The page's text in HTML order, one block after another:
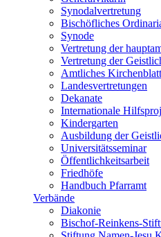
Synodalvertretung
Bischöfliches
Synode
Vertretung der
Vertretung der
Amtliches Kirchenblatt
Landesvertretungen
Dekanate
Internationale
Kindergarten
Ausbildung der
Universitätsseminar
Öffentlichkeitsarbeit
Friedhöfe
Handbuch Pfarramt
Verbände
Diakonie
Bischof-Reinkens-